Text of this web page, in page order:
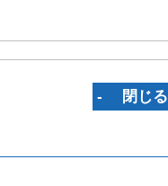
‐ 閉じる